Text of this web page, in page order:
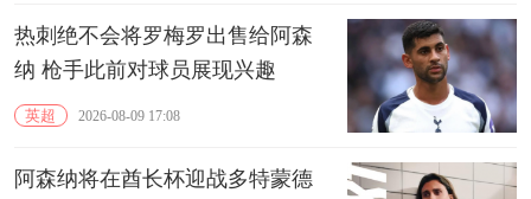
热刺绝不会将罗梅罗出售给阿森
纳 枪手此前对球员展现兴趣
英超 2026-08-09 17:08
阿森纳将在酋长杯迎战多特蒙德